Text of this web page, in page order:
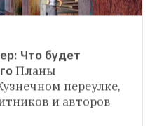
Что будет
Планы
переулке,
и авторов